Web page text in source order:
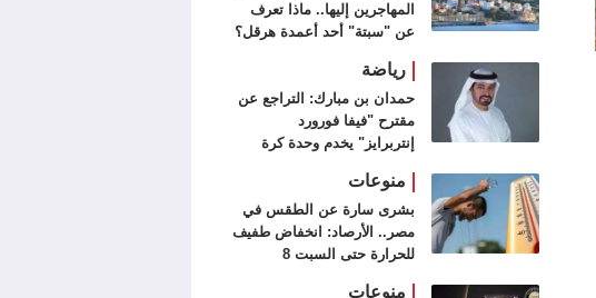
المهاجرين إليها.. ماذا تعرف
عن "سبتة" أحد أعمدة هرقل؟
رياضة
حمدان بن مبارك: التراجع عن
مقترح "فيفا فورورد
إنتربرايز" يخدم وحدة كرة
منوعات
بشرى سارة عن الطقس في
مصر.. الأرصاد: انخفاض طفيف
للحرارة حتى السبت 8
منوعات